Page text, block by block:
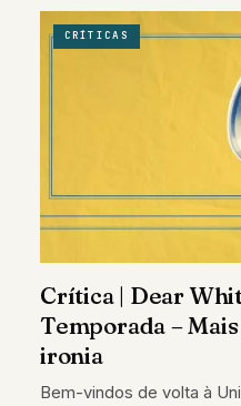
CRÍTICAS
Crítica | Dear
Temporada –
ironia
Bem-vindos de volta à